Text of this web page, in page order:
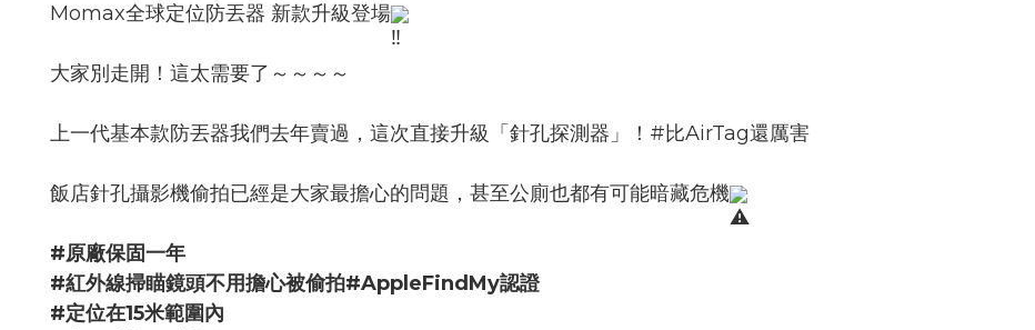
Momax全球定位防丟器 新款升級登場
大家別走開！這太需要了～～～～
上一代基本款防丟器我們去年賣過，這次直接升級「針孔探測器」！#比AirTag還厲害
飯店針孔攝影機偷拍已經是大家最擔心的問題，甚至公廁也都有可能暗藏危機
#原廠保固一年
#紅外線掃瞄鏡頭不用擔心被偷拍#AppleFindMy認證
#定位在15米範圍內